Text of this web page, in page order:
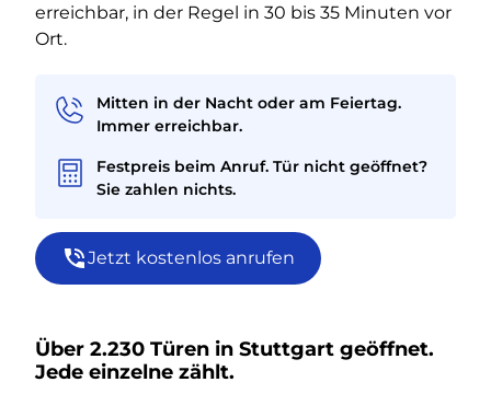
erreichbar, in der Regel in 30 bis 35 Minuten vor
Ort.
Mitten in der Nacht oder am Feiertag.
Immer erreichbar.
Festpreis beim Anruf. Tür nicht geöffnet?
Sie zahlen nichts.
Jetzt kostenlos anrufen
Über 2.230 Türen in Stuttgart geöffnet.
Jede einzelne zählt.